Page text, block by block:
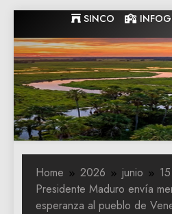
to
content
SINCO
Home 2026 junio
15
Presidente Maduro envía
esperanza al pueblo de